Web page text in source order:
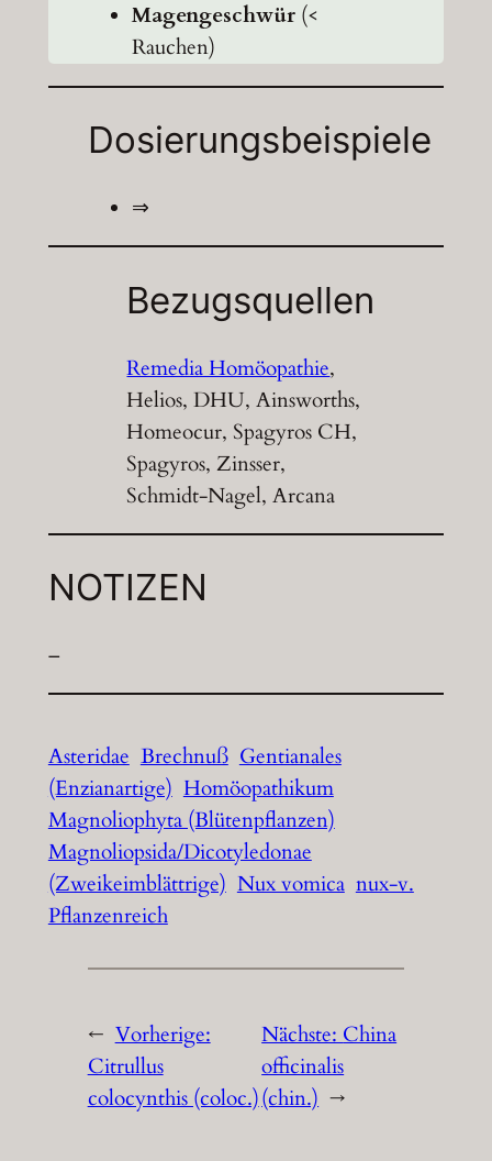
Magengeschwür (<
Rauchen)
Dosierungsbeispiele
⇒
Bezugsquellen
Remedia Homöopathie,
Helios, DHU, Ainsworths,
Homeocur, Spagyros CH,
Spagyros, Zinsser,
Schmidt-Nagel, Arcana
NOTIZEN
–
Asteridae Brechnuß Gentianales
(Enzianartige) Homöopathikum
Magnoliophyta (Blütenpflanzen)
Magnoliopsida/Dicotyledonae
(Zweikeimblättrige) Nux vomica nux-v.
Pflanzenreich
← Vorherige:
Citrullus
colocynthis (coloc.)
Nächste: China
officinalis
(chin.) →